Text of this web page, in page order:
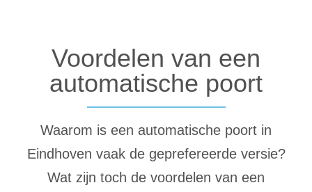
Voordelen van een
automatische poort
Waarom is een automatische poort in
Eindhoven vaak de geprefereerde versie?
Wat zijn toch de voordelen van een